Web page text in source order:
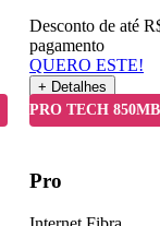
Desconto de até
pagamento
QUERO ESTE!
+ Detalhes
PRO TECH
Pro